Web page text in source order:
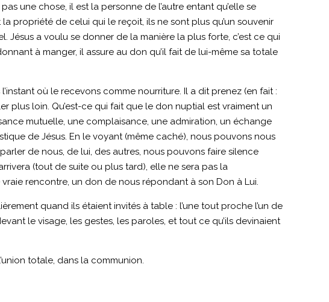
une chose, il est la personne de l’autre entant qu’elle se
propriété de celui qui le reçoit, ils ne sont plus qu’un souvenir
Jésus a voulu se donner de la manière la plus forte, c’est ce qui
à manger, il assure au don qu’il fait de lui-même sa totale
où le recevons comme nourriture. Il a dit prenez (en fait :
plus loin. Qu’est-ce qui fait que le don nuptial est vraiment un
mutuelle, une complaisance, une admiration, un échange
de Jésus. En le voyant (même caché), nous pouvons nous
de nous, de lui, des autres, nous pouvons faire silence
(tout de suite ou plus tard), elle ne sera pas la
rencontre, un don de nous répondant à son Don à Lui.
quand ils étaient invités à table : l’une tout proche l’un de
le visage, les gestes, les paroles, et tout ce qu’ils devinaient
totale, dans la communion.